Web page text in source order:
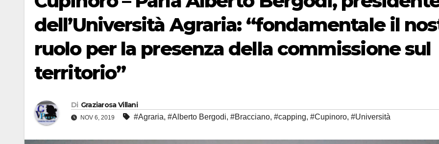
dell’Università Agraria: “fondamentale il
ruolo per la presenza della commissione sul
territorio”
Di Graziarosa Villani
NOV 6, 2019 #Agraria, #Alberto Bergodi, #Bracciano, #capping, #Cupinoro, #Università